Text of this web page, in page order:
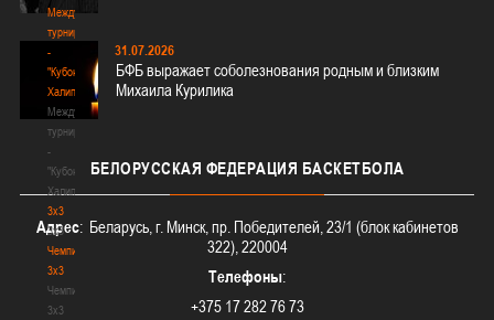
Международный
турнир
-
"Кубок
Халипского"
Международный
турнир
-
"Кубок
Халипского"
3x3
3x3
Чемпионат
3х3
Чемпионат
3х3
31.07.2026
БФБ выражает соболезнования родным и близким
Михаила Курилика
БЕЛОРУССКАЯ ФЕДЕРАЦИЯ БАСКЕТБОЛА
Адрес: Беларусь, г. Минск, пр. Победителей, 23/1 (блок кабинетов
322), 220004
Телефоны:
+375 17 282 76 73